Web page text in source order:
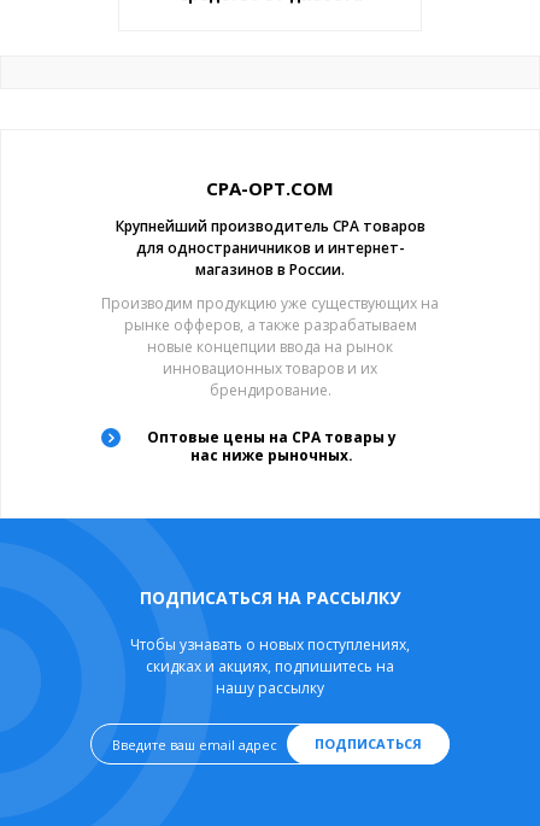
CPA-OPT.COM
Крупнейший производитель CPA товаров
для одностраничников и интернет-
магазинов в России.
Производим продукцию уже существующих на
рынке офферов, а также разрабатываем
новые концепции ввода на рынок
инновационных товаров и их
брендирование.
Оптовые цены на CPA товары у
нас ниже рыночных.
ПОДПИСАТЬСЯ НА РАССЫЛКУ
Чтобы узнавать о новых поступлениях,
скидках и акциях, подпишитесь на
нашу рассылку
ПОДПИСАТЬСЯ